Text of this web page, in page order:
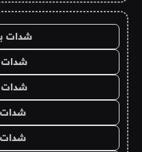
شدات
شدات
شدات
شدات
شدات